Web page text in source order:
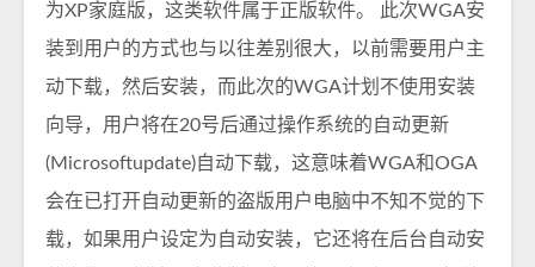
为XP家庭版，这类软件属于正版软件。 此次WGA安
装到用户的方式也与以往差别很大，以前需要用户主
动下载，然后安装，而此次的WGA计划不使用安装
向导，用户将在20号后通过操作系统的自动更新
(Microsoftupdate)自动下载，这意味着WGA和OGA
会在已打开自动更新的盗版用户电脑中不知不觉的下
载，如果用户设定为自动安装，它还将在后台自动安